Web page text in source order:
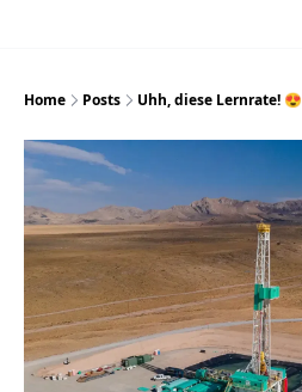
Home Posts Uhh, diese Lernrate! 😍